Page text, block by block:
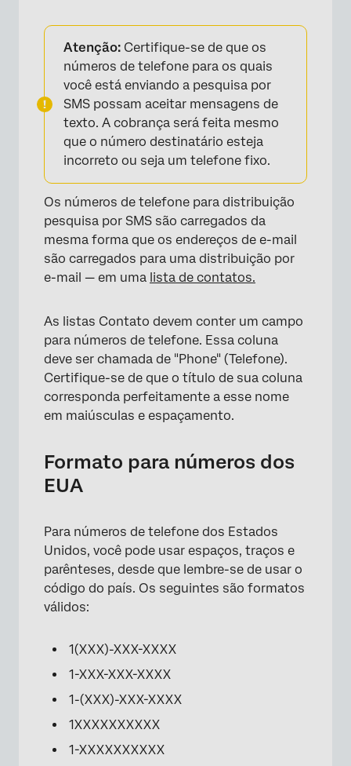
Atenção: Certifique-se de que os
números de telefone para os quais
você está enviando a pesquisa por
SMS possam aceitar mensagens de
texto. A cobrança será feita mesmo
que o número destinatário esteja
incorreto ou seja um telefone fixo.
Os números de telefone para distribuição
pesquisa por SMS são carregados da
mesma forma que os endereços de e-mail
são carregados para uma distribuição por
e-mail — em uma lista de contatos.
As listas Contato devem conter um campo
para números de telefone. Essa coluna
deve ser chamada de "Phone" (Telefone).
Certifique-se de que o título de sua coluna
corresponda perfeitamente a esse nome
em maiúsculas e espaçamento.
Formato para números dos
EUA
Para números de telefone dos Estados
Unidos, você pode usar espaços, traços e
parênteses, desde que lembre-se de usar o
código do país. Os seguintes são formatos
válidos:
1(XXX)-XXX-XXXX
1-XXX-XXX-XXXX
1-(XXX)-XXX-XXXX
1XXXXXXXXXX
1-XXXXXXXXXX